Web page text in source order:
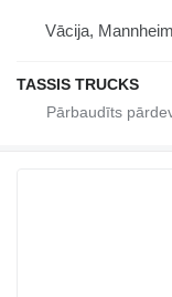
Vācija, Mannheim
TASSIS TRUCKS